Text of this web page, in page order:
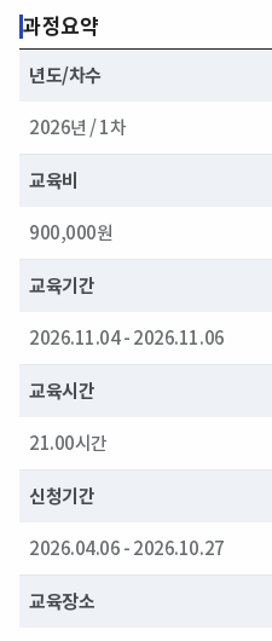
과정요약
년도/차수
2026년 / 1차
교육비
900,000원
교육기간
2026.11.04 - 2026.11.06
교육시간
21.00시간
신청기간
2026.04.06 - 2026.10.27
교육장소